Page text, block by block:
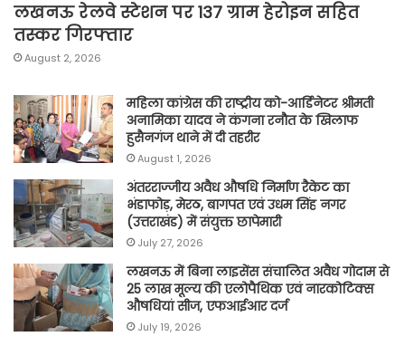
लखनऊ रेलवे स्टेशन पर 137 ग्राम हेरोइन सहित
तस्कर गिरफ्तार
August 2, 2026
महिला कांग्रेस की राष्ट्रीय को-आर्डिनेटर श्रीमती
अनामिका यादव ने कंगना रनौत के खिलाफ
हुसैनगंज थाने में दी तहरीर
August 1, 2026
अंतरराज्जीय अवैध औषधि निर्माण रैकेट का
भंडाफोड़, मेरठ, बागपत एवं उधम सिंह नगर
(उत्तराखंड) में संयुक्त छापेमारी
July 27, 2026
लखनऊ में बिना लाइसेंस संचालित अवैध गोदाम से
25 लाख मूल्य की एलोपैथिक एवं नारकोटिक्स
औषधियां सीज, एफआईआर दर्ज
July 19, 2026